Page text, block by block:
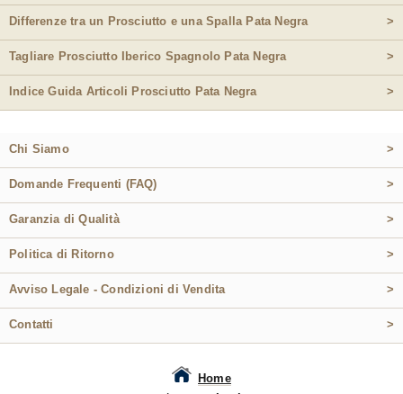
Differenze tra un Prosciutto e una Spalla Pata Negra >
Tagliare Prosciutto Iberico Spagnolo Pata Negra >
Indice Guida Articoli Prosciutto Pata Negra >
Chi Siamo >
Domande Frequenti (FAQ) >
Garanzia di Qualità >
Politica di Ritorno >
Avviso Legale - Condizioni di Vendita >
Contatti >
Home